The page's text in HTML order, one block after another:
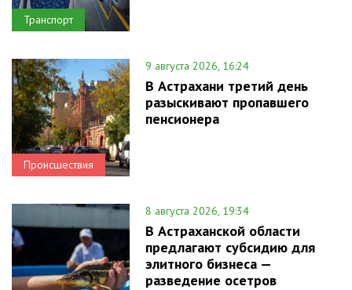
Транспорт
Происшествия
9 августа 2026, 16:24
В Астрахани третий день
разыскивают пропавшего
пенсионера
8 августа 2026, 19:34
В Астраханской области
предлагают субсидию для
элитного бизнеса —
разведение осетров